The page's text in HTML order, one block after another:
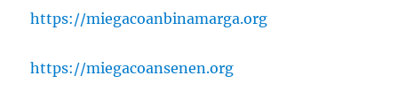
https://miegacoanbinamarga.org
https://miegacoansenen.org